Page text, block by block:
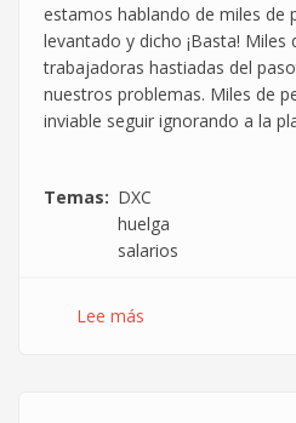
estamos hablando de miles de
levantado y dicho ¡Basta!
trabajadoras hastiadas del
nuestros problemas. Miles de
inviable seguir ignorando a la
Temas
DXC
huelga
salarios
Lee más